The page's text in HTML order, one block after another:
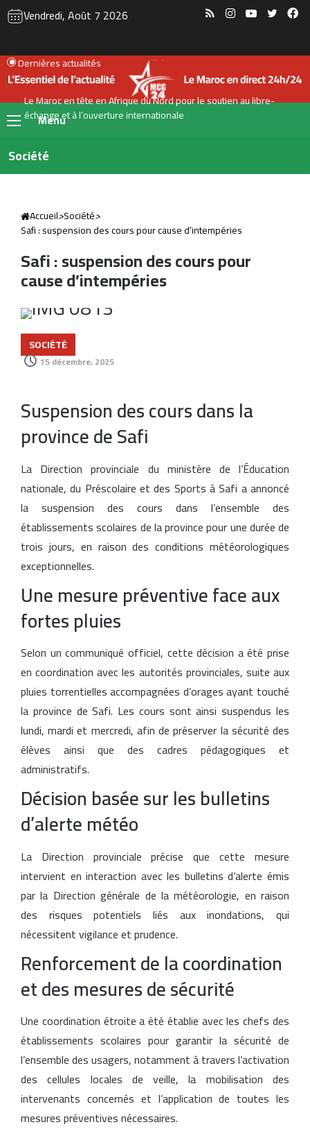
Vendredi, Août 7 2026 RSS InstagramYouTube
Dernières actualités
Le Maroc en tête en Afrique du Nord pour le soutien au libre-
échange et à l’ouverture internationale
Menu
Société
Accueil>Société>
Safi : suspension des cours pour cause d’intempéries
Safi : suspension des cours pour
cause d’intempéries
SOCIÉTÉ
15 décembre، 2025
Suspension des cours dans la
province de Safi
La Direction provinciale du ministère de l’Éducation
nationale, du Préscolaire et des Sports à Safi a annoncé
la suspension des cours dans l’ensemble des
établissements scolaires de la province pour une durée de
trois jours, en raison des conditions météorologiques
exceptionnelles.
Une mesure préventive face aux
fortes pluies
Selon un communiqué officiel, cette décision a été prise
en coordination avec les autorités provinciales, suite aux
pluies torrentielles accompagnées d’orages ayant touché
la province de Safi. Les cours sont ainsi suspendus les
lundi, mardi et mercredi, afin de préserver la sécurité des
élèves ainsi que des cadres pédagogiques et
administratifs.
Décision basée sur les bulletins
d’alerte météo
La Direction provinciale précise que cette mesure
intervient en interaction avec les bulletins d’alerte émis
par la Direction générale de la météorologie, en raison
des risques potentiels liés aux inondations, qui
nécessitent vigilance et prudence.
Renforcement de la coordination
et des mesures de sécurité
Une coordination étroite a été établie avec les chefs des
établissements scolaires pour garantir la sécurité de
l’ensemble des usagers, notamment à travers l’activation
des cellules locales de veille, la mobilisation des
intervenants concernés et l’application de toutes les
mesures préventives nécessaires.